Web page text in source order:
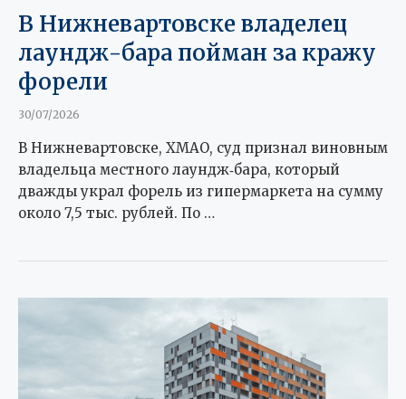
В Нижневартовске владелец
лаундж-бара пойман за кражу
форели
30/07/2026
В Нижневартовске, ХМАО, суд признал виновным
владельца местного лаундж‑бара, который
дважды украл форель из гипермаркета на сумму
около 7,5 тыс. рублей. По …